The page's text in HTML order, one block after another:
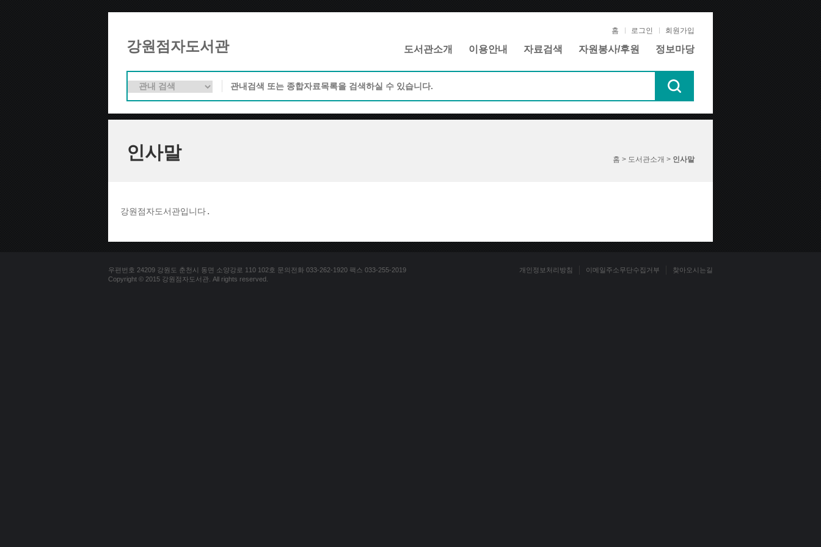
강원점자도서관
홈 로그인 회원가입
도서관소개 이용안내 자료검색 자원봉사/후원 정보마당
인사말 홈 > 도서관소개 > 인사말
강원점자도서관입니다.
우편번호 24209 강원도 춘천시 동면 소양강로 110 102호 문의전화 033-262-1920 팩스 033-255-2019
Copyright © 2015 강원점자도서관. All rights reserved.
개인정보처리방침 이메일주소무단수집거부 찾아오시는길